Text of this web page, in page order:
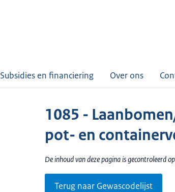
Subsidies en financiering Over ons
1085 -
pot- en
De inhoud van deze pagina is gecontroleerd
Terug naar Gewascodelijst